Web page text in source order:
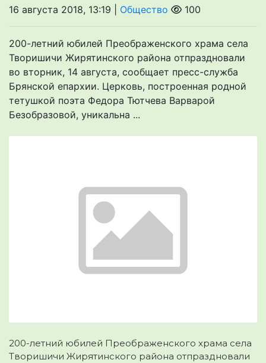
16 августа 2018, 13:19 | Общество 100
200-летний юбилей Преображенского храма села
Творишичи Жирятинского района отпраздновали
во вторник, 14 августа, сообщает пресс-служба
Брянской епархии. Церковь, построенная родной
тетушкой поэта Федора Тютчева Варварой
Безобразовой, уникальна ...
200-летний юбилей Преображенского храма села
Творишичи Жирятинского района отпраздновали